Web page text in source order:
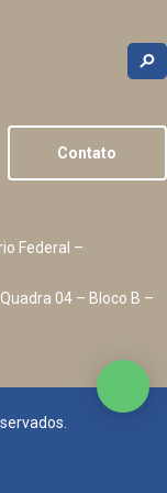
Contato
Federal –
04 – Bloco B –